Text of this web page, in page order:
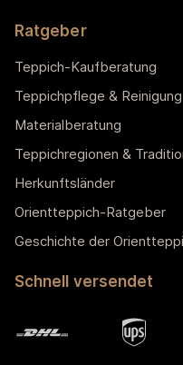
Ratgeber
Teppich-Kaufberatung
Teppichpflege & Reinigung
Materialberatung
Teppichregionen &
Herkunftsländer
Orientteppich-Ratgeber
Geschichte der
Schnell versendet